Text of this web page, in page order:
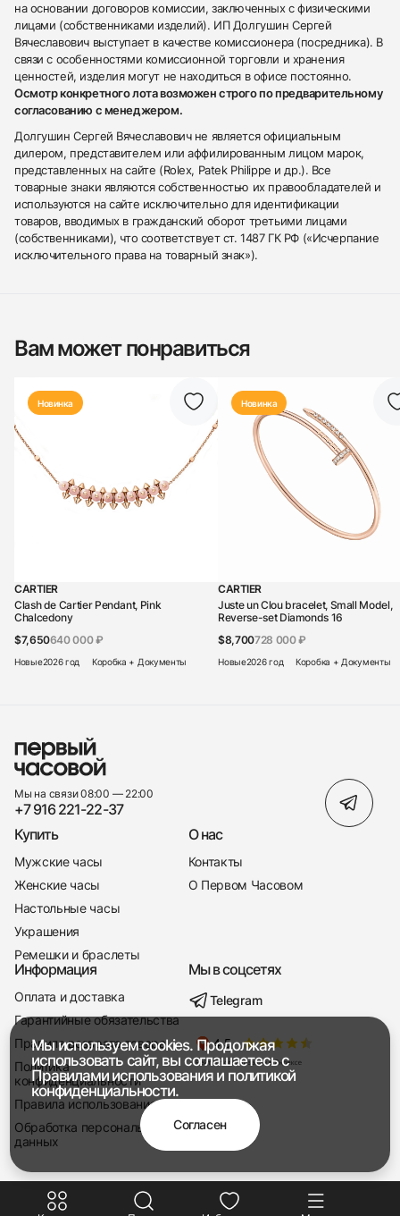
+7 916 221-22-37
Мы насвязи 08:00 — 19:00
на основании договоров комиссии, заключенных с физическими
лицами (собственниками изделий). ИП Долгушин Сергей
Вячеславович выступает в качестве комиссионера (посредника). В
связи с особенностями комиссионной торговли и хранения
ценностей, изделия могут не находиться в офисе постоянно.
Осмотр конкретного лота возможен строго по предварительному
согласованию с менеджером.
Долгушин Сергей Вячеславович не является официальным
дилером, представителем или аффилированным лицом марок,
представленных на сайте (Rolex, Patek Philippe и др.). Все
товарные знаки являются собственностью их правообладателей и
используются на сайте исключительно для идентификации
товаров, вводимых в гражданский оборот третьими лицами
(собственниками), что соответствует ст. 1487 ГК РФ («Исчерпание
исключительного права на товарный знак»).
Вам может понравиться
Новинка
CARTIER
Clash de Cartier Pendant, Pink
Chalcedony
$7,650640 000 ₽
Новые2026 год Коробка + Документы
Новинка
CARTIER
Juste un Clou bracelet, Small Model,
Reverse-set Diamonds 16
$8,700728 000 ₽
Новые2026 год Коробка + Документы
Мы на связи 08:00 — 22:00
+7 916 221-22-37
Купить
Мужские часы
Женские часы
Настольные часы
Украшения
Ремешки и браслеты
О нас
Контакты
О Первом Часовом
Информация
Оплата и доставка
Гарантийные обязательства
Правила возврата товара
Политика
конфиденциальности
Правила использования
Обработка персональных
данных
Мы в соцсетях
Telegram
Мы используем cookies. Продолжая
использовать сайт, вы соглашаетесь с
Правилами использованияи политикой
конфиденциальности.
Согласен